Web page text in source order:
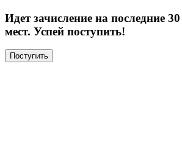
Идет зачисление на последние
мест. Успей поступить!
Поступить